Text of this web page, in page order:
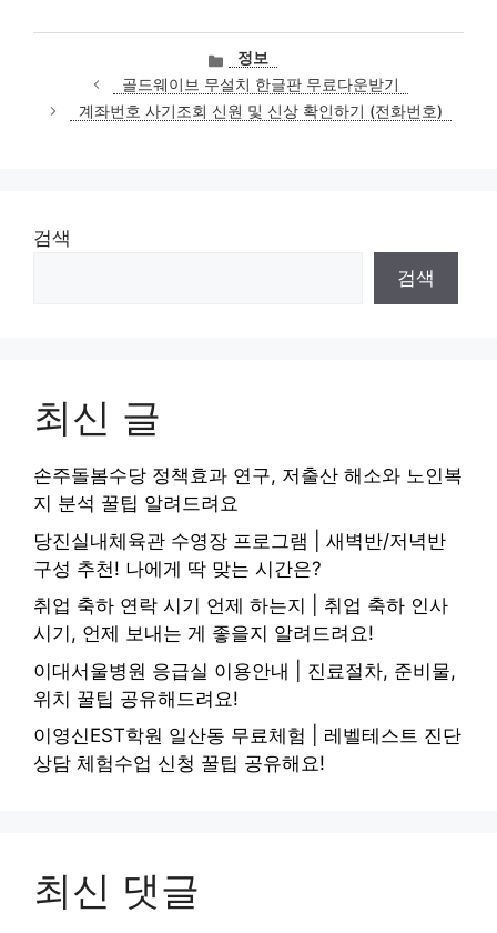
카
테
고
리
정보
골드웨이브 무설치 한글판 무료다운받기
계좌번호 사기조회 신원 및 신상 확인하기 (전화번호)
검색
검색
최신 글
손주돌봄수당 정책효과 연구, 저출산 해소와 노인복
지 분석 꿀팁 알려드려요
당진실내체육관 수영장 프로그램 | 새벽반/저녁반
구성 추천! 나에게 딱 맞는 시간은?
취업 축하 연락 시기 언제 하는지 | 취업 축하 인사
시기, 언제 보내는 게 좋을지 알려드려요!
이대서울병원 응급실 이용안내 | 진료절차, 준비물,
위치 꿀팁 공유해드려요!
이영신EST학원 일산동 무료체험 | 레벨테스트 진단
상담 체험수업 신청 꿀팁 공유해요!
최신 댓글